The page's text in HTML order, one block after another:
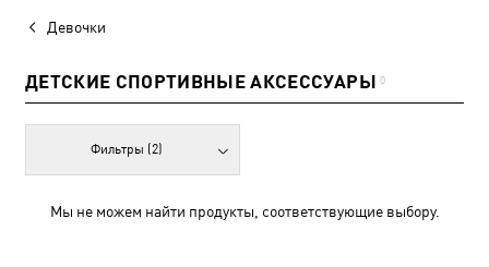
Девочки
ДЕТСКИЕ СПОРТИВНЫЕ АКСЕССУАРЫ 0
Фильтры (2)
Мы не можем найти продукты, соответствующие выбору.